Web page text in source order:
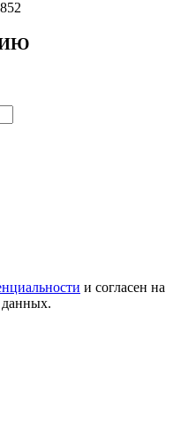
852
и согласен на
данных.